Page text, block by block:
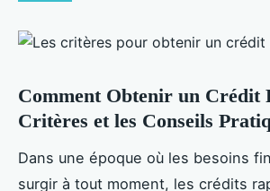
Comment Obtenir un Crédit
Critères et les Conseils
Dans une époque où les besoins
surgir à tout moment, les crédits